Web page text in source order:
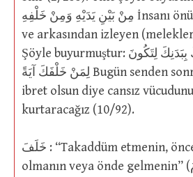
مِنْ بَيْنِ يَدَيْهِ وَمِنْ خَلْفِهِ İnsanı önünden
ve arkasından izleyen
Şöyle buyurmuştur: فَالْيَوْمَ نُنَجِّيكَ بِبَدَنِكَ لِتَكُونَ
لِمَنْ خَلْفَكَ آيَةً Bugün senden sonra geleceklere
ibret olsun diye cansız
kurtaracağız (10/92).
خَلَفَ : “Takaddüm etmenin, önce ya da önde
olmanın veya önde gelmenin” (تَقَدَّمَ) ve “zaman